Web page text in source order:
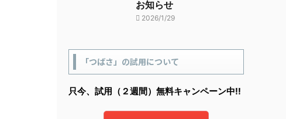
お知らせ
2026/1/29
「つばさ」の試用について
只今、試用（２週間）無料キャンペーン中!!